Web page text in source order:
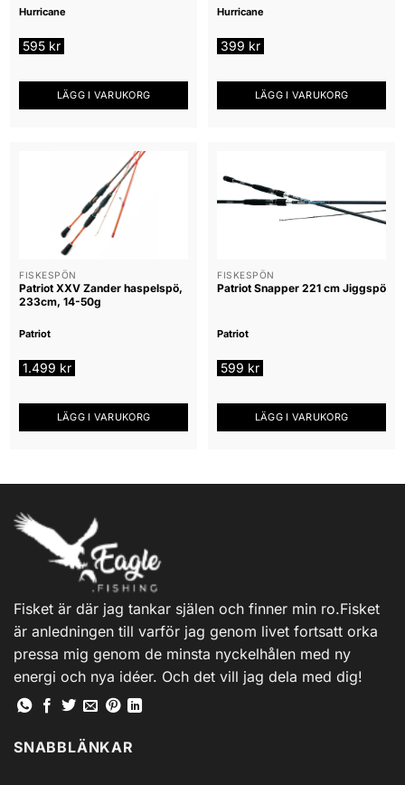
Hurricane
595 kr
LÄGG I VARUKORG
Hurricane
399 kr
LÄGG I VARUKORG
FISKESPÖN
Patriot XXV Zander haspelspö,
233cm, 14-50g
Patriot
1.499 kr
LÄGG I VARUKORG
FISKESPÖN
Patriot Snapper 221 cm Jiggspö
Patriot
599 kr
LÄGG I VARUKORG
Fisket är där jag tankar själen och finner min ro.Fisket
är anledningen till varför jag genom livet fortsatt orka
pressa mig genom de minsta nyckelhålen med ny
energi och nya idéer. Och det vill jag dela med dig!
SNABBLÄNKAR